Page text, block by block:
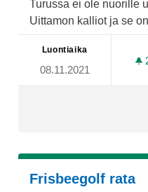
Turussa ei ole nuorille
Uittamon kalliot ja se
Luontiaika
08.11.2021
Frisbeegolf rata